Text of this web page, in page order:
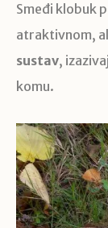
Smeđi klobuk
atraktivnom,
sustav,
komu.